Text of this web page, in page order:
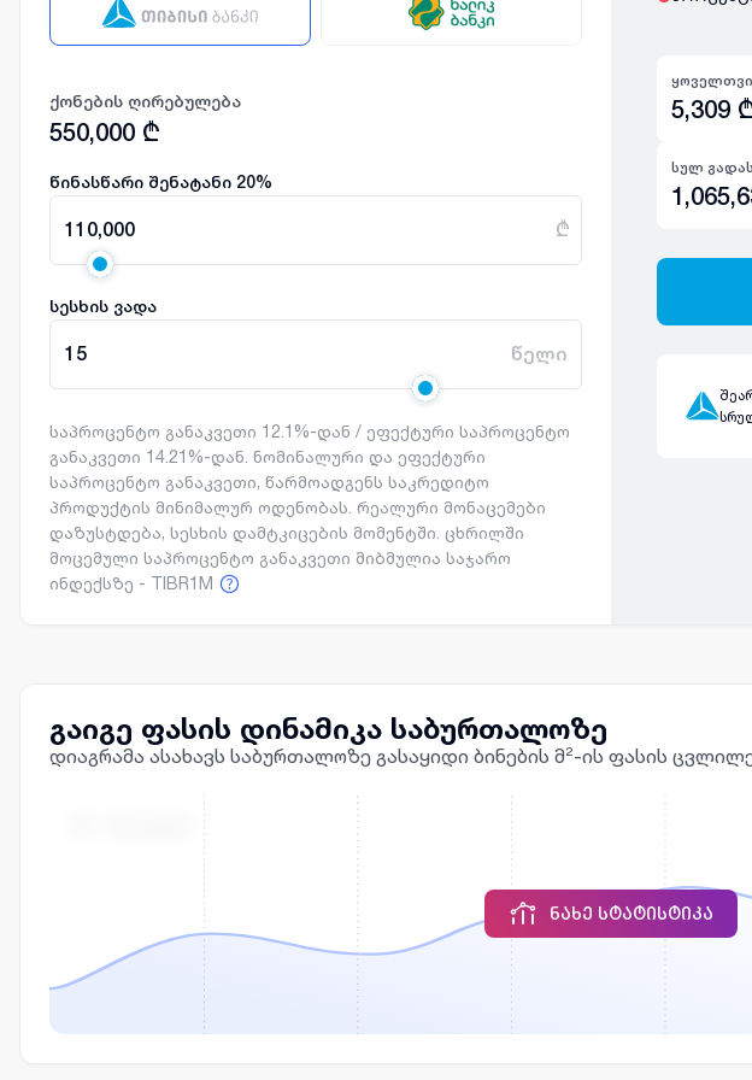
ქონების ღირებულება
550,000 ₾
წინასწარი შენატანი 20%
110,000 ₾
სესხის ვადა
15 წელი
საპროცენტო განაკვეთი 12.1%-დან / ეფექტური საპროცენტო
განაკვეთი 14.21%-დან. ნომინალური და ეფექტური
საპროცენტო განაკვეთი, წარმოადგენს საკრედიტო
პროდუქტის მინიმალურ ოდენობას. რეალური მონაცემები
დაზუსტდება, სესხის დამტკიცების მომენტში. ცხრილში
მოცემული საპროცენტო განაკვეთი მიბმულია საჯარო
ინდექსზე - TIBR1M
5,309 ₾
სულ
გაიგე ფასის დინამიკა საბურთალოზე
დიაგრამა ასახავს საბურთალოზე გასაყიდი ბინების მ²-ის ფასის
ᲜᲐᲮᲔ ᲡᲢᲐᲢᲘᲡᲢᲘᲙᲐ